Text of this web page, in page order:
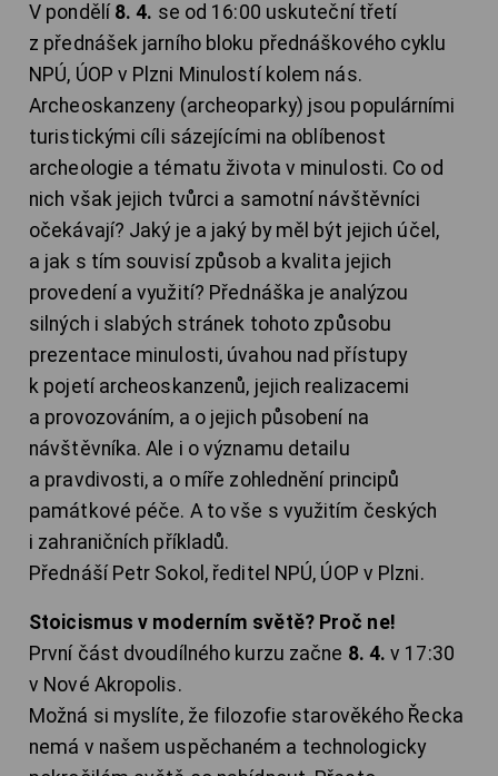
V pondělí 8. 4. se od 16:00 uskuteční třetí
z přednášek jarního bloku přednáškového cyklu
NPÚ, ÚOP v Plzni Minulostí kolem nás.
Archeoskanzeny (archeoparky) jsou populárními
turistickými cíli sázejícími na oblíbenost
archeologie a tématu života v minulosti. Co od
nich však jejich tvůrci a samotní návštěvníci
očekávají? Jaký je a jaký by měl být jejich účel,
a jak s tím souvisí způsob a kvalita jejich
provedení a využití? Přednáška je analýzou
silných i slabých stránek tohoto způsobu
prezentace minulosti, úvahou nad přístupy
k pojetí archeoskanzenů, jejich realizacemi
a provozováním, a o jejich působení na
návštěvníka. Ale i o významu detailu
a pravdivosti, a o míře zohlednění principů
památkové péče. A to vše s využitím českých
i zahraničních příkladů.
Přednáší Petr Sokol, ředitel NPÚ, ÚOP v Plzni.
Stoicismus v moderním světě? Proč ne!
První část dvoudílného kurzu začne 8. 4. v 17:30
v Nové Akropolis.
Možná si myslíte, že filozofie starověkého Řecka
nemá v našem uspěchaném a technologicky